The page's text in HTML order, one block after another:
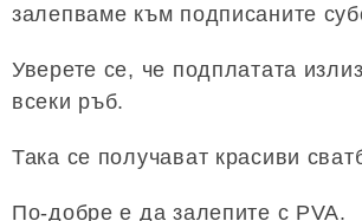
залепваме към подписаните
Уверете се, че подплатата
всеки ръб.
Така се получават красиви
По-добре е да залепите с PVA.